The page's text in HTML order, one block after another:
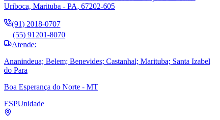
Uriboca, Marituba - PA, 67202-605
(91) 2018-0707
(55) 91201-8070
Atende:
Ananindeua; Belem; Benevides; Castanhal; Marituba; Santa Izabel
do Para
Boa Esperança do Norte - MT
ESPUnidade